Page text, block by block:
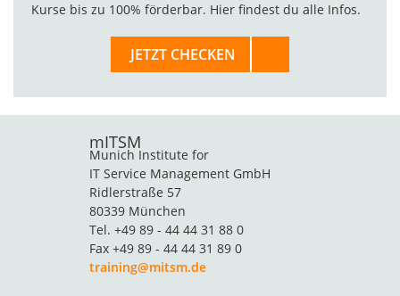
Kurse bis zu 100% förderbar. Hier findest du alle Infos.
JETZT CHECKEN
mITSM
Munich Institute for
IT Service Management GmbH
Ridlerstraße 57
80339 München
Tel. +49 89 - 44 44 31 88 0
Fax +49 89 - 44 44 31 89 0
training@mitsm.de